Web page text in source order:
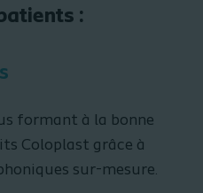
:
formant à la bonne
Coloplast grâce à
sur-mesure.